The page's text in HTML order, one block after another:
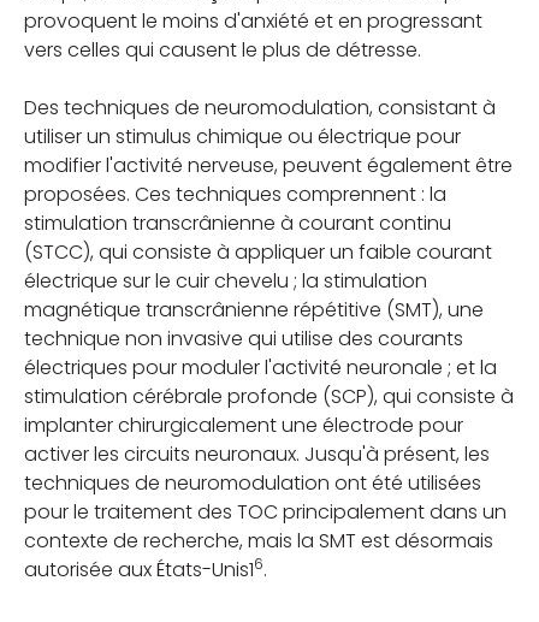
provoquent le moins d'anxiété et en progressant
vers celles qui causent le plus de détresse.
Des techniques de neuromodulation, consistant à
utiliser un stimulus chimique ou électrique pour
modifier l'activité nerveuse, peuvent également être
proposées. Ces techniques comprennent : la
stimulation transcrânienne à courant continu
(STCC), qui consiste à appliquer un faible courant
électrique sur le cuir chevelu ; la stimulation
magnétique transcrânienne répétitive (SMT), une
technique non invasive qui utilise des courants
électriques pour moduler l'activité neuronale ; et la
stimulation cérébrale profonde (SCP), qui consiste à
implanter chirurgicalement une électrode pour
activer les circuits neuronaux. Jusqu'à présent, les
techniques de neuromodulation ont été utilisées
pour le traitement des TOC principalement dans un
contexte de recherche, mais la SMT est désormais
autorisée aux États-Unis16.